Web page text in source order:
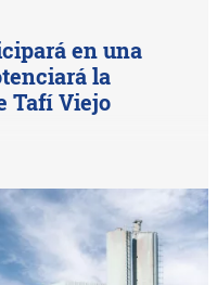
en una
la
Tafí Viejo